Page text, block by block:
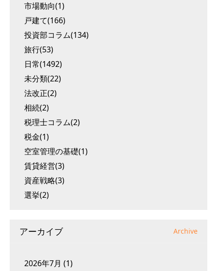
市場動向(1)
戸建て(166)
投資部コラム(134)
旅行(53)
日常(1492)
未分類(22)
法改正(2)
相続(2)
税理士コラム(2)
税金(1)
空室管理の基礎(1)
賃貸経営(3)
資産戦略(3)
選挙(2)
アーカイブ Archive
2026年7月 (1)